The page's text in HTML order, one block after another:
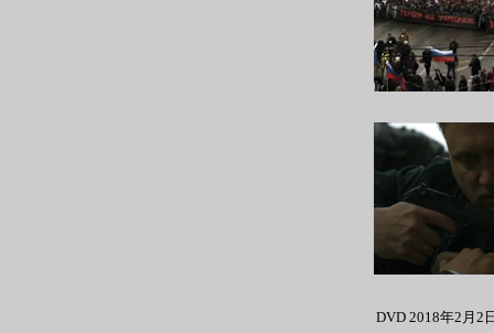
DVD 2018年2月2